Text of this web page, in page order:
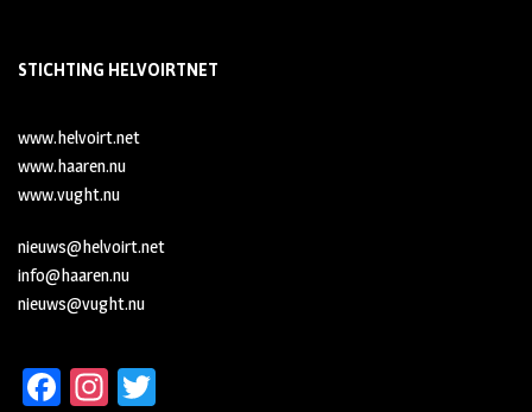
STICHTING HELVOIRTNET
www.helvoirt.net
www.haaren.nu
www.vught.nu
nieuws@helvoirt.net
info@haaren.nu
nieuws@vught.nu
Fa In